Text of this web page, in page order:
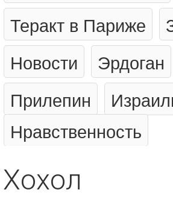
Теракт в Париже
Новости
Эрдоган
Прилепин
Нравственность
Хохол